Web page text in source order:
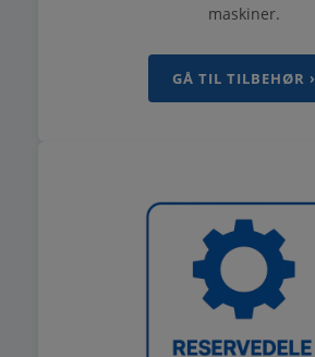
maskiner.
GÅ TIL TILBEHØR ›